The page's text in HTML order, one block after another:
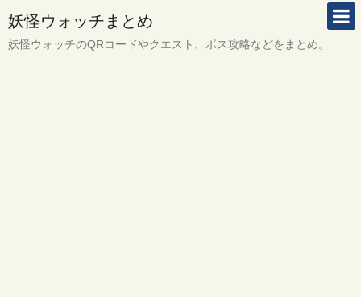
妖怪ウォッチまとめ
妖怪ウォッチのQRコードやクエスト、ボス攻略などをまとめ。